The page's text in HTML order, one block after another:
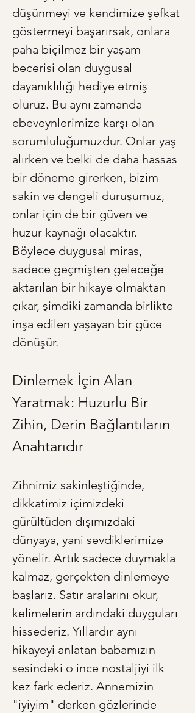
düşünmeyi ve kendimize şefkat
göstermeyi başarırsak, onlara
paha biçilmez bir yaşam
becerisi olan duygusal
dayanıklılığı hediye etmiş
oluruz. Bu aynı zamanda
ebeveynlerimize karşı olan
sorumluluğumuzdur. Onlar yaş
alırken ve belki de daha hassas
bir döneme girerken, bizim
sakin ve dengeli duruşumuz,
onlar için de bir güven ve
huzur kaynağı olacaktır.
Böylece duygusal miras,
sadece geçmişten geleceğe
aktarılan bir hikaye olmaktan
çıkar, şimdiki zamanda birlikte
inşa edilen yaşayan bir güce
dönüşür.
Dinlemek İçin Alan
Yaratmak: Huzurlu Bir
Zihin, Derin Bağlantıların
Anahtarıdır
Zihnimiz sakinleştiğinde,
dikkatimiz içimizdeki
gürültüden dışımızdaki
dünyaya, yani sevdiklerimize
yönelir. Artık sadece duymakla
kalmaz, gerçekten dinlemeye
başlarız. Satır aralarını okur,
kelimelerin ardındaki duyguları
hissederiz. Yıllardır aynı
hikayeyi anlatan babamızın
sesindeki o ince nostaljiyi ilk
kez fark ederiz. Annemizin
"iyiyim" derken gözlerinde